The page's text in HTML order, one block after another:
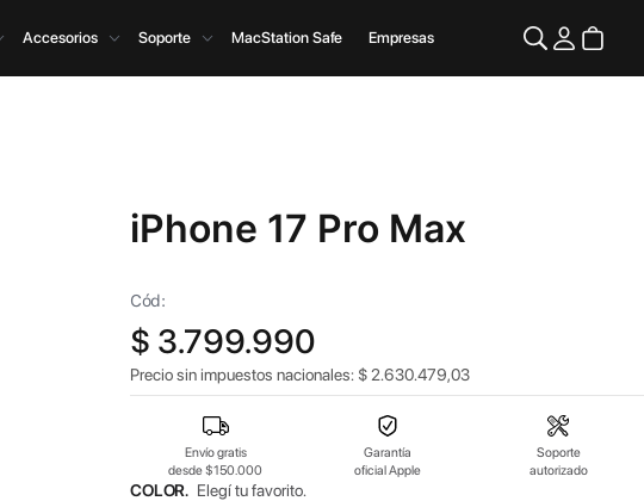
Accesorios Soporte MacStation Safe Empresas
iPhone 17 Pro Max
Cód:
$ 3.799.990
Precio sin impuestos nacionales: $2.630.479,03
Envío gratis
desde $150.000
Garantía
oficial Apple
Soporte
autorizado
COLOR. Elegí tu favorito.